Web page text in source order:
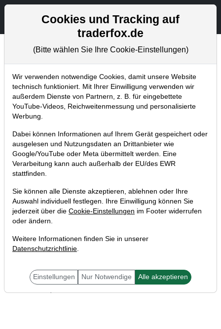
Aktien- und Artikelsuche
Tradingerfolge
Home Blog Tradingerfolge
US-Musterdepot Update: Im Crash
kauften wir Generac und Take-Two.
Jetzt sind wir 25% und 14% im
Buchgewinn!
09.06.2022 um 13:59 Uhr
Cookies und Tracking auf
traderfox.de
(Bitte wählen Sie Ihre Cookie-Einstellungen)
Wir verwenden notwendige Cookies, damit unsere Website
technisch funktioniert. Mit Ihrer Einwilligung verwenden wir
außerdem Dienste von Partnern, z. B. für eingebettete
YouTube-Videos, Reichweitenmessung und personalisierte
Werbung.
Dabei können Informationen auf Ihrem Gerät gespeichert oder
ausgelesen und Nutzungsdaten an Drittanbieter wie
Google/YouTube oder Meta übermittelt werden. Eine
Verarbeitung kann auch außerhalb der EU/des EWR
stattfinden.
Sie können alle Dienste akzeptieren, ablehnen oder Ihre
Auswahl individuell festlegen. Ihre Einwilligung können Sie
jederzeit über die Cookie-Einstellungen im Footer widerrufen
oder ändern.
Weitere Informationen finden Sie in unserer
Datenschutzrichtlinie.
Einstellungen Nur Notwendige Alle akzeptieren